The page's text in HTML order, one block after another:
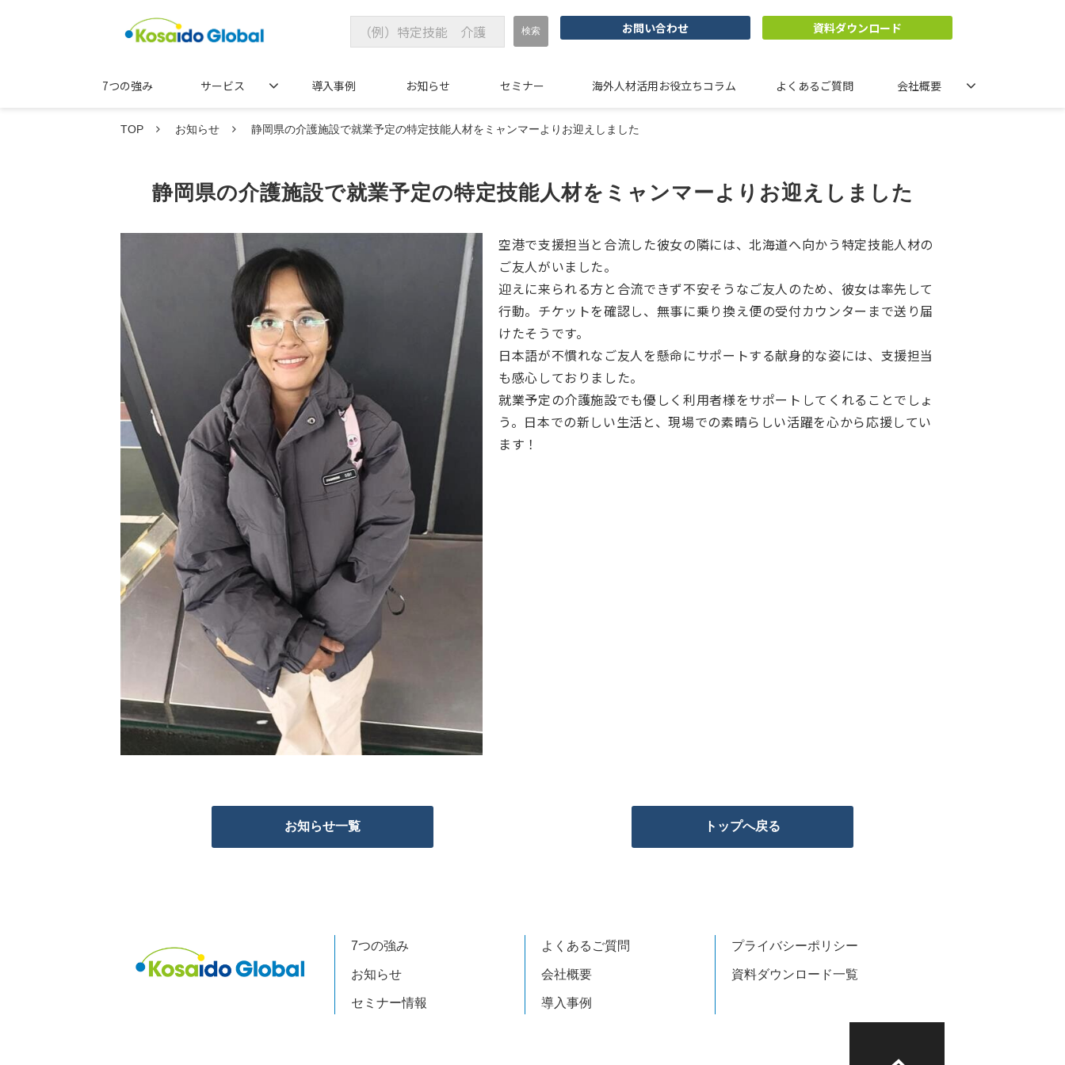
お問い合わせ 資料ダウンロード
7つの強み サービス 導入事例 お知らせ セミナー 海外人材活用お役立ちコラム よくあるご質問 会社概要
TOP お知らせ 静岡県の介護施設で就業予定の特定技能人材をミャンマーよりお迎えしました
静岡県の介護施設で就業予定の特定技能人材をミャンマーよりお迎えしました
空港で支援担当と合流した彼女の隣には、北海道へ向かう特定技能人材の
ご友人がいました。
迎えに来られる方と合流できず不安そうなご友人のため、彼女は率先して
行動。チケットを確認し、無事に乗り換え便の受付カウンターまで送り届
けたそうです。
日本語が不慣れなご友人を懸命にサポートする献身的な姿には、支援担当
も感心しておりました。
就業予定の介護施設でも優しく利用者様をサポートしてくれることでしょ
う。日本での新しい生活と、現場での素晴らしい活躍を心から応援してい
ます！
お知らせ一覧 トップへ戻る
7つの強み
お知らせ
セミナー情報
よくあるご質問
会社概要
導入事例
プライバシーポリシー
資料ダウンロード一覧